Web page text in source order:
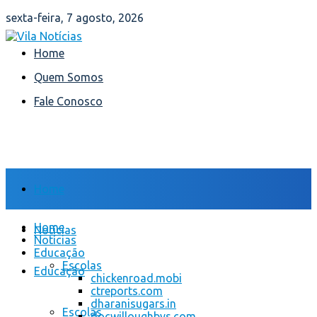
sexta-feira, 7 agosto, 2026
Home
Quem Somos
Fale Conosco
Home
Notícias
Educação
Escolas
Home
Notícias
Educação
Escolas
chickenroad.mobi
ctreports.com
dharanisugars.in